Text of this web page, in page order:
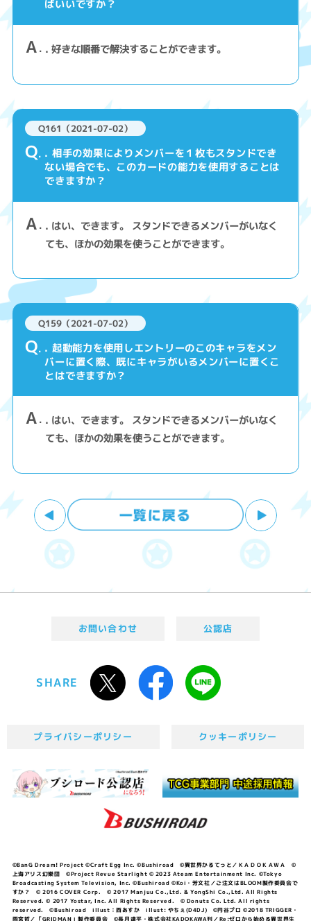
ばいいですか？
A . 好きな順番で解決することができます。
Q161（2021-07-02）
Q . 相手の効果によりメンバーを１枚もスタンドでき
ない場合でも、このカードの能力を使用することは
できますか？
A . はい、できます。 スタンドできるメンバーがいなく
ても、ほかの効果を使うことができます。
Q159（2021-07-02）
Q . 起動能力を使用しエントリーのこのキャラをメン
バーに置く際、既にキャラがいるメンバーに置くこ
とはできますか？
A . はい、できます。 スタンドできるメンバーがいなく
ても、ほかの効果を使うことができます。
お問い合わせ 公認店
SHARE
プライバシーポリシー クッキーポリシー
©BanG Dream! Project ©Craft Egg Inc. ©Bushiroad ©異世界かるてっと／ＫＡＤＯＫＡＷＡ ©
上海アリス幻樂団 ©Project Revue Starlight © 2023 Ateam Entertainment Inc. ©Tokyo
Broadcasting System Television, Inc. ©Bushiroad ©Koi・芳文社／ご注文はBLOOM製作委員会で
すか？ © 2016 COVER Corp. © 2017 Manjuu Co.,Ltd. & YongShi Co.,Ltd. All Rights
Reserved. © 2017 Yostar, Inc. All Rights Reserved. © Donuts Co. Ltd. All rights
reserved. ©Bushiroad illust：西あすか illust: やちぇ(D4DJ) ©円谷プロ ©2018 TRIGGER・
雨宮哲／「GRIDMAN」製作委員会 ©長月達平・株式会社KADOKAWA刊／Re:ゼロから始める異世界生